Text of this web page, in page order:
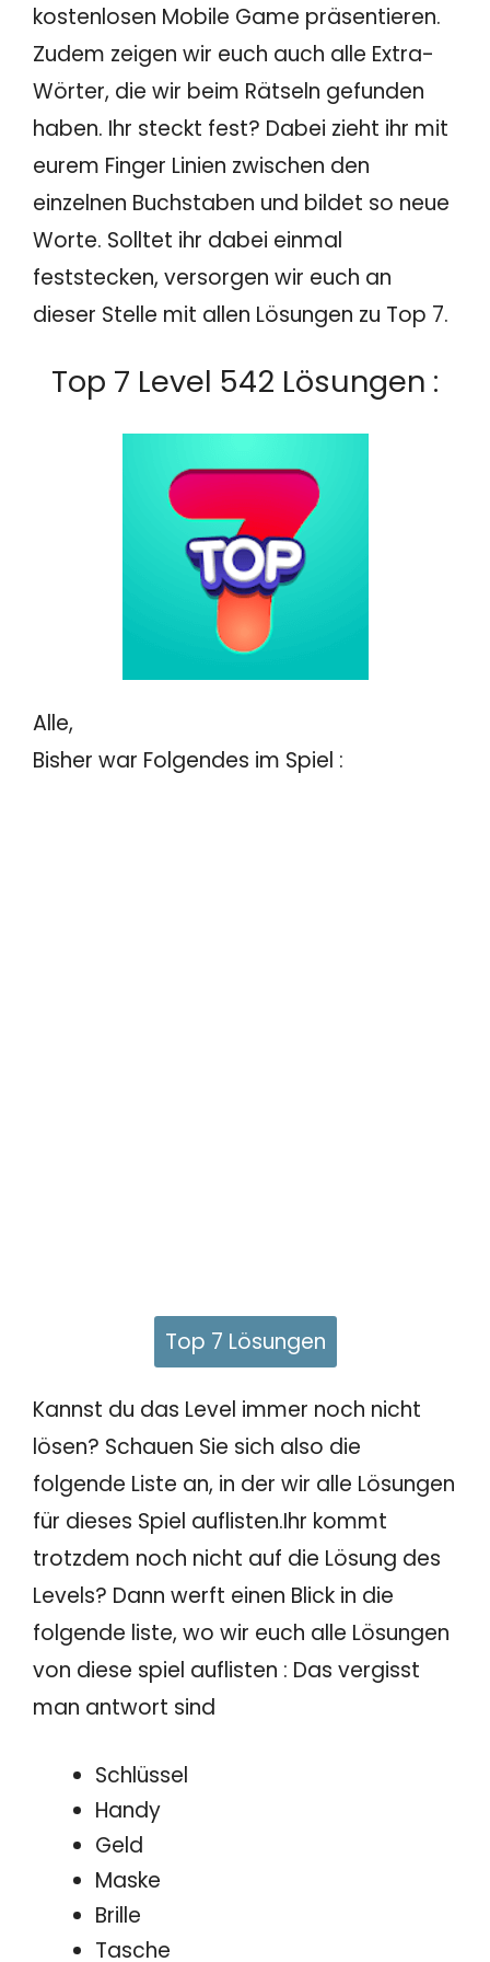
kostenlosen Mobile Game präsentieren.
Zudem zeigen wir euch auch alle Extra-
Wörter, die wir beim Rätseln gefunden
haben. Ihr steckt fest? Dabei zieht ihr mit
eurem Finger Linien zwischen den
einzelnen Buchstaben und bildet so neue
Worte. Solltet ihr dabei einmal
feststecken, versorgen wir euch an
dieser Stelle mit allen Lösungen zu Top 7.
Top 7 Level 542 Lösungen :
Alle,
Bisher war Folgendes im Spiel :
Top 7 Lösungen
Kannst du das Level immer noch nicht
lösen? Schauen Sie sich also die
folgende Liste an, in der wir alle Lösungen
für dieses Spiel auflisten.Ihr kommt
trotzdem noch nicht auf die Lösung des
Levels? Dann werft einen Blick in die
folgende liste, wo wir euch alle Lösungen
von diese spiel auflisten : Das vergisst
man antwort sind
Schlüssel
Handy
Geld
Maske
Brille
Tasche